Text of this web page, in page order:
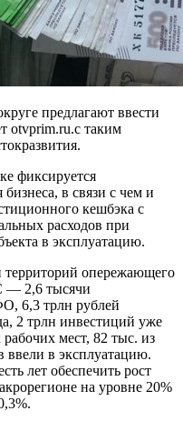
предлагают ввести
otvprim.ru.с таким
фиксируется
в связи с чем и
кешбэка с
расходов при
в эксплуатацию.
территорий опережающего
— 2,6 тысячи
6,3 трлн рублей
2 трлн инвестиций уже
мест, 82 тыс. из
ввели в эксплуатацию.
лет обеспечить рост
на уровне 20%